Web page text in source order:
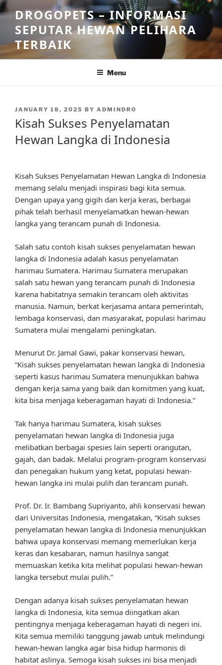
Skip
to
content
DROGOPETS – INFORMASI
SEPUTAR HEWAN PELIHARA
TERBAIK
Menu
POSTED
ON
JANUARY 18, 2025 BY ADMINDRO
Kisah Sukses Penyelamatan
Hewan Langka di Indonesia
Kisah Sukses Penyelamatan Hewan Langka di Indonesia
memang selalu menjadi inspirasi bagi kita semua.
Dengan upaya yang gigih dan kerja keras, berbagai
pihak telah berhasil menyelamatkan hewan-hewan
langka yang terancam punah di Indonesia.
Salah satu contoh kisah sukses penyelamatan hewan
langka di Indonesia adalah kasus penyelamatan
harimau Sumatera. Harimau Sumatera merupakan
salah satu hewan yang terancam punah di Indonesia
karena habitatnya semakin terancam oleh aktivitas
manusia. Namun, berkat kerjasama antara pemerintah,
lembaga konservasi, dan masyarakat, populasi harimau
Sumatera mulai mengalami peningkatan.
Menurut Dr. Jamal Gawi, pakar konservasi hewan,
“Kisah sukses penyelamatan hewan langka di Indonesia
seperti kasus harimau Sumatera menunjukkan bahwa
dengan kerja sama yang baik dan komitmen yang kuat,
kita bisa menjaga keberagaman hayati di Indonesia.”
Tak hanya harimau Sumatera, kisah sukses
penyelamatan hewan langka di Indonesia juga
melibatkan berbagai spesies lain seperti orangutan,
gajah, dan badak. Melalui program-program konservasi
dan penegakan hukum yang ketat, populasi hewan-
hewan langka ini mulai pulih dan terancam punah.
Prof. Dr. Ir. Bambang Supriyanto, ahli konservasi hewan
dari Universitas Indonesia, mengatakan, “Kisah sukses
penyelamatan hewan langka di Indonesia menunjukkan
bahwa upaya konservasi memang memerlukan kerja
keras dan kesabaran, namun hasilnya sangat
memuaskan ketika kita melihat populasi hewan-hewan
langka tersebut mulai pulih.”
Dengan adanya kisah sukses penyelamatan hewan
langka di Indonesia, kita semua diingatkan akan
pentingnya menjaga keberagaman hayati di negeri ini.
Kita semua memiliki tanggung jawab untuk melindungi
hewan-hewan langka agar bisa hidup harmonis di
habitat aslinya. Semoga kisah sukses ini bisa menjadi